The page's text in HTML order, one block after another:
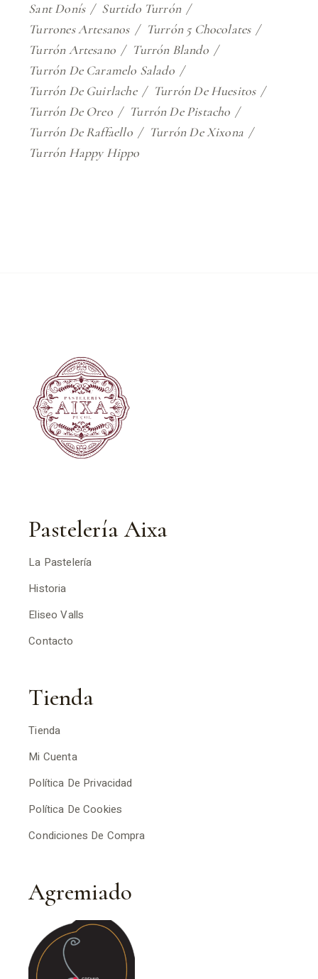
Sant Donís
Surtido Turrón
Turrones Artesanos
Turrón 5 Chocolates
Turrón Artesano
Turrón Blando
Turrón De Caramelo Salado
Turrón De Guirlache
Turrón De Huesitos
Turrón De Oreo
Turrón De Pistacho
Turrón De Raffaello
Turrón De Xixona
Turrón Happy Hippo
Pastelería Aixa
La Pastelería
Historia
Eliseo Valls
Contacto
Tienda
Tienda
Mi Cuenta
Política De Privacidad
Política De Cookies
Condiciones De Compra
Agremiado